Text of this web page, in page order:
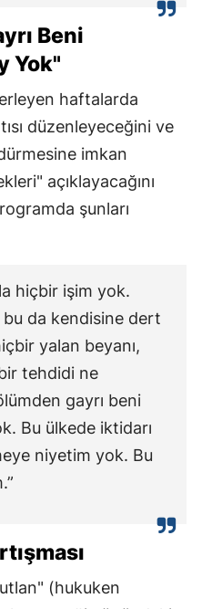
Beni
Yok"
haftalarda
düzenleyeceğini ve
imkan
açıklayacağını
şunları
hiçbir işim yok.
da kendisine dert
yalan beyanı,
tehdidi ne
gayrı beni
Bu ülkede iktidarı
niyetim yok. Bu
(hukuken